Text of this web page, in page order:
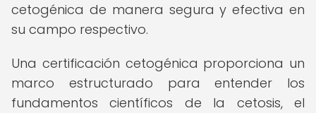
cetogénica de manera segura y efectiva en
su campo respectivo.
Una certificación cetogénica proporciona un
marco estructurado para entender los
fundamentos científicos de la cetosis, el